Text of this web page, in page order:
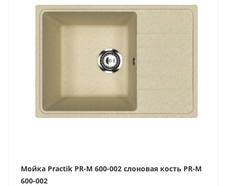
Мойка Practik PR-M 600-002 слоновая кость PR-M
600-002